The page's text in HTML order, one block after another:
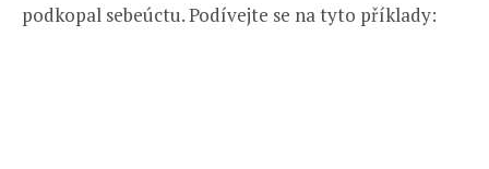
podkopal sebeúctu. Podívejte se na tyto příklady: